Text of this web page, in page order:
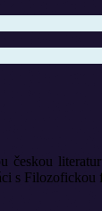
s Filozofickou